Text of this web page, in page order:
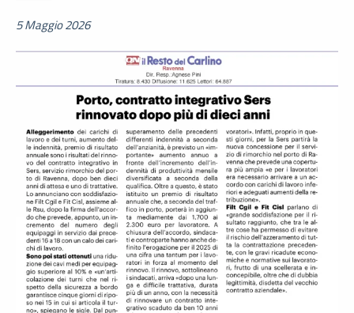
5 Maggio 2026